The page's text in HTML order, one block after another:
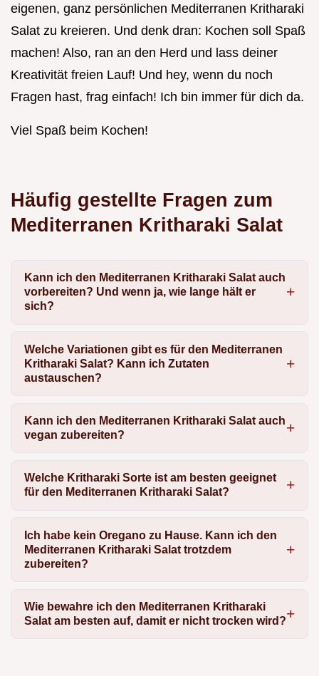
eigenen, ganz persönlichen Mediterranen Kritharaki
Salat zu kreieren. Und denk dran: Kochen soll Spaß
machen! Also, ran an den Herd und lass deiner
Kreativität freien Lauf! Und hey, wenn du noch
Fragen hast, frag einfach! Ich bin immer für dich da.
Viel Spaß beim Kochen!
Häufig gestellte Fragen zum
Mediterranen Kritharaki Salat
Kann ich den Mediterranen Kritharaki Salat auch
vorbereiten? Und wenn ja, wie lange hält er
sich?
Welche Variationen gibt es für den Mediterranen
Kritharaki Salat? Kann ich Zutaten
austauschen?
Kann ich den Mediterranen Kritharaki Salat auch
vegan zubereiten?
Welche Kritharaki Sorte ist am besten geeignet
für den Mediterranen Kritharaki Salat?
Ich habe kein Oregano zu Hause. Kann ich den
Mediterranen Kritharaki Salat trotzdem
zubereiten?
Wie bewahre ich den Mediterranen Kritharaki
Salat am besten auf, damit er nicht trocken wird?